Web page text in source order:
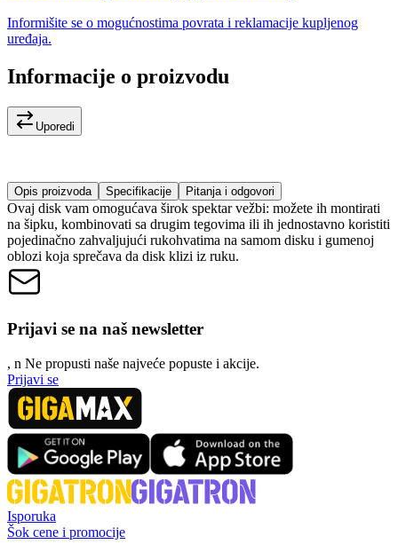
Informišite se o mogućnostima povrata i reklamacije kupljenog
uređaja.
Informacije o proizvodu
Uporedi
Opis proizvoda Specifikacije Pitanja i odgovori
Ovaj disk vam omogućava širok spektar vežbi: možete ih montirati
na šipku, kombinovati sa drugim tegovima ili ih jednostavno koristiti
pojedinačno zahvaljujući rukohvatima na samom disku i gumenoj
oblozi koja sprečava da disk klizi iz ruku.
Prijavi se na naš newsletter
, n Ne propusti naše najveće popuste i akcije.
Prijavi se
Isporuka
Šok cene i promocije